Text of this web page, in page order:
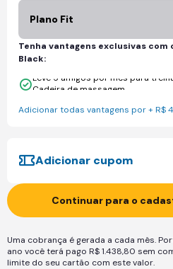
Plano Fit
Tenha vantagens exclusivas com
Black:
Leve 5 amigos por mês para
Cadeira de massagem
Adicionar todas vantagens por + R$
Adicionar cupom
Continuar para o
Uma cobrança é gerada a cada mês.
ano você terá pago R$ 1.438,80 sem
limite do seu cartão com este valor.